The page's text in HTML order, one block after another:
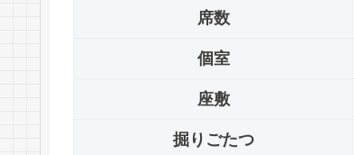
席数
個室
座敷
掘りごたつ